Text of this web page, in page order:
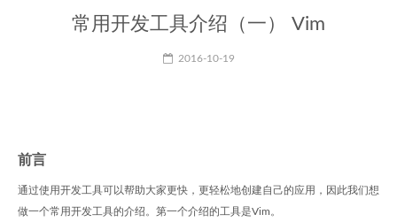
常用开发工具介绍（一） Vim
2016-10-19
前言
通过使用开发工具可以帮助大家更快，更轻松地创建自己的应用，因此我们想
做一个常用开发工具的介绍。第一个介绍的工具是Vim。